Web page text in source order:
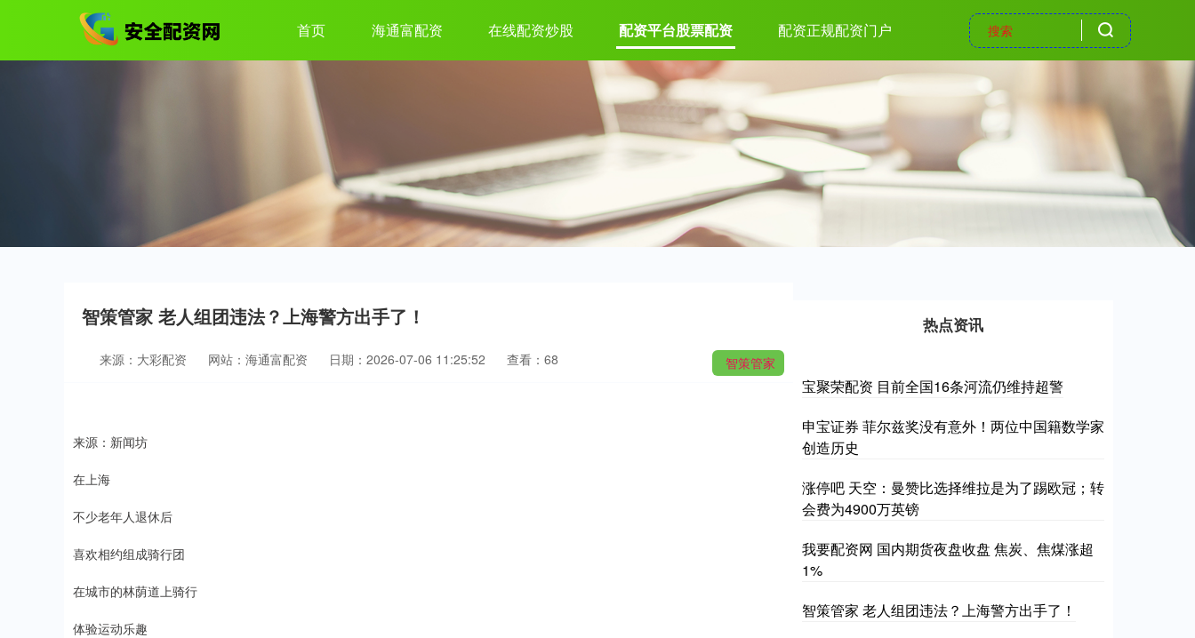
首页 海通富配资 在线配资炒股 配资平台股票配资 配资正规配资门户
智策管家 老人组团违法？上海警方出手了！
智策管家
来源：大彩配资 网站：海通富配资 日期：2026-07-06 11:25:52 查看：68
来源：新闻坊
在上海
不少老年人退休后
喜欢相约组成骑行团
在城市的林荫道上骑行
体验运动乐趣
热点资讯
宝聚荣配资 目前全国16条河流仍维持超警
申宝证券 菲尔兹奖没有意外！两位中国籍数学家
创造历史
涨停吧 天空：曼赞比选择维拉是为了踢欧冠；转
会费为4900万英镑
我要配资网 国内期货夜盘收盘 焦炭、焦煤涨超
1%
智策管家 老人组团违法？上海警方出手了！